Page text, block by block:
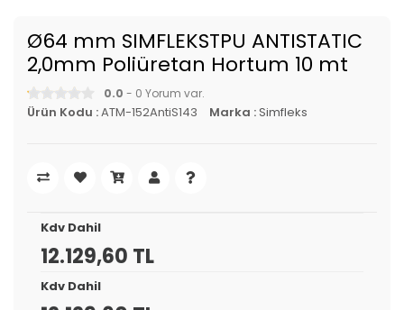
Ø64 mm SIMFLEKSTPU ANTISTATIC
2,0mm Poliüretan Hortum 10 mt
0.0 - 0 Yorum var.
Ürün Kodu :ATM-152AntiS143 Marka :Simfleks
Kdv Dahil
12.129,60 TL
Kdv Dahil